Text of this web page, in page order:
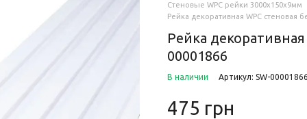
Стеновые WPC рейки 3000х150х9мм
Рейка декоративная WPC стеновая
Рейка
00001866
В наличии Артикул: SW-00001866
475 грн